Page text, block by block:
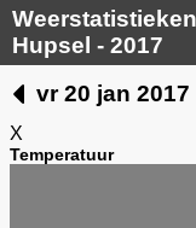
Weerstatistieken
Hupsel - 2017
vr 20 jan 2017
X
Temperatuur